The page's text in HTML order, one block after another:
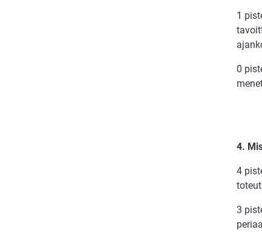
1
0
4.
4
3